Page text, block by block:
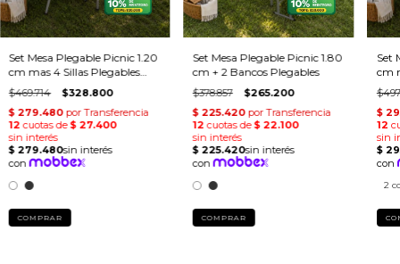
Set Mesa Plegable Picnic 1.20
cm mas 4 Sillas Plegables
Paris
$469.714 $328.800
COMPRAR
Set Mesa Plegable Picnic 1.80
cm + 2 Bancos Plegables
$378.857 $265.200
COMPRAR
Set
cm
2